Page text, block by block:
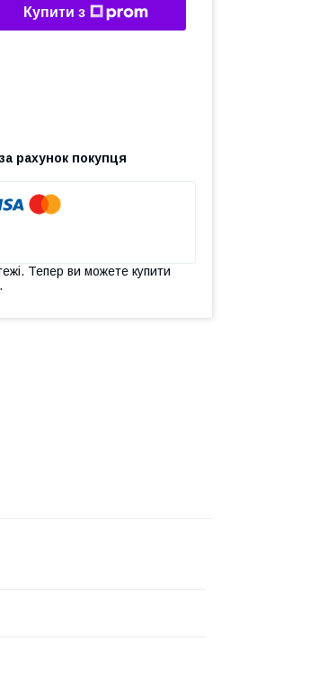
Купити з
за рахунок покупця
Тепер ви можете купити